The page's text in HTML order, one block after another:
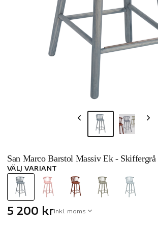
San Marco Barstol Massiv Ek -
VÄLJ VARIANT
5 200 krInkl. moms